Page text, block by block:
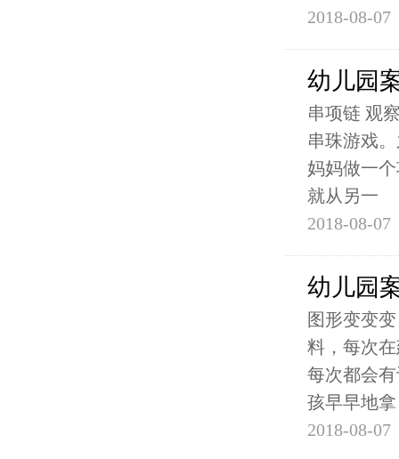
2018-08-07
幼儿园
串项链 观
串珠游戏
妈妈做一
就从另一
2018-08-07
幼儿园
图形变变
料，每次
每次都会
孩早早地拿
2018-08-07